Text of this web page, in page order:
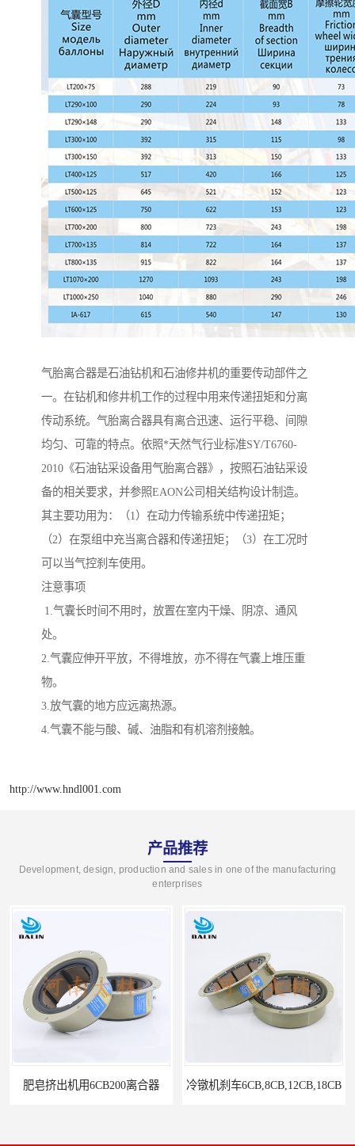
气胎离合器是石油钻机和石油修井机的重要传动部件之
一。在钻机和修井机工作的过程中用来传递扭矩和分离
传动系统。气胎离合器具有离合迅速、运行平稳、间隙
均匀、可靠的特点。依照*天然气行业标准SY/T6760-
2010《石油钻采设备用气胎离合器》，按照石油钻采设
备的相关要求，并参照EAON公司相关结构设计制造。
其主要功用为：（1）在动力传输系统中传递扭矩；
（2）在泵组中充当离合器和传递扭矩；（3）在工况时
可以当气控刹车使用。
注意事项
1.气囊长时间不用时，放置在室内干燥、阴凉、通风
处。
2.气囊应伸开平放，不得堆放，亦不得在气囊上堆压重
物。
3.放气囊的地方应远离热源。
4.气囊不能与酸、碱、油脂和有机溶剂接触。
http://www.hndl001.com
产品推荐
Development, design, production and sales in one of the manufacturing
enterprises
冷镦机刹车6CB,8CB,12CB,18CB Airflex同等6CB200离合器